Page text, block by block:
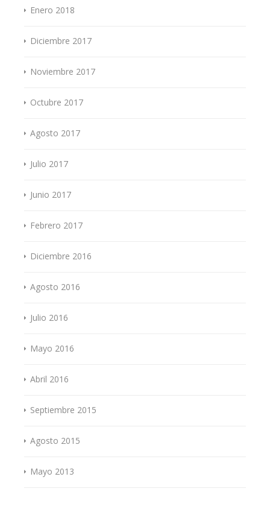
Enero 2018
Diciembre 2017
Noviembre 2017
Octubre 2017
Agosto 2017
Julio 2017
Junio 2017
Febrero 2017
Diciembre 2016
Agosto 2016
Julio 2016
Mayo 2016
Abril 2016
Septiembre 2015
Agosto 2015
Mayo 2013